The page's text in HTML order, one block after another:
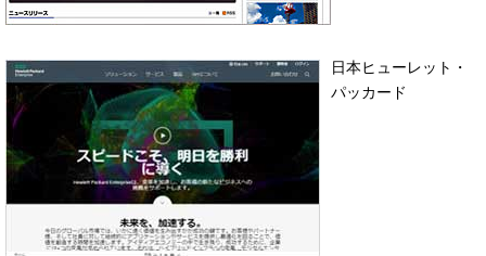
日本ヒューレット・
パッカード